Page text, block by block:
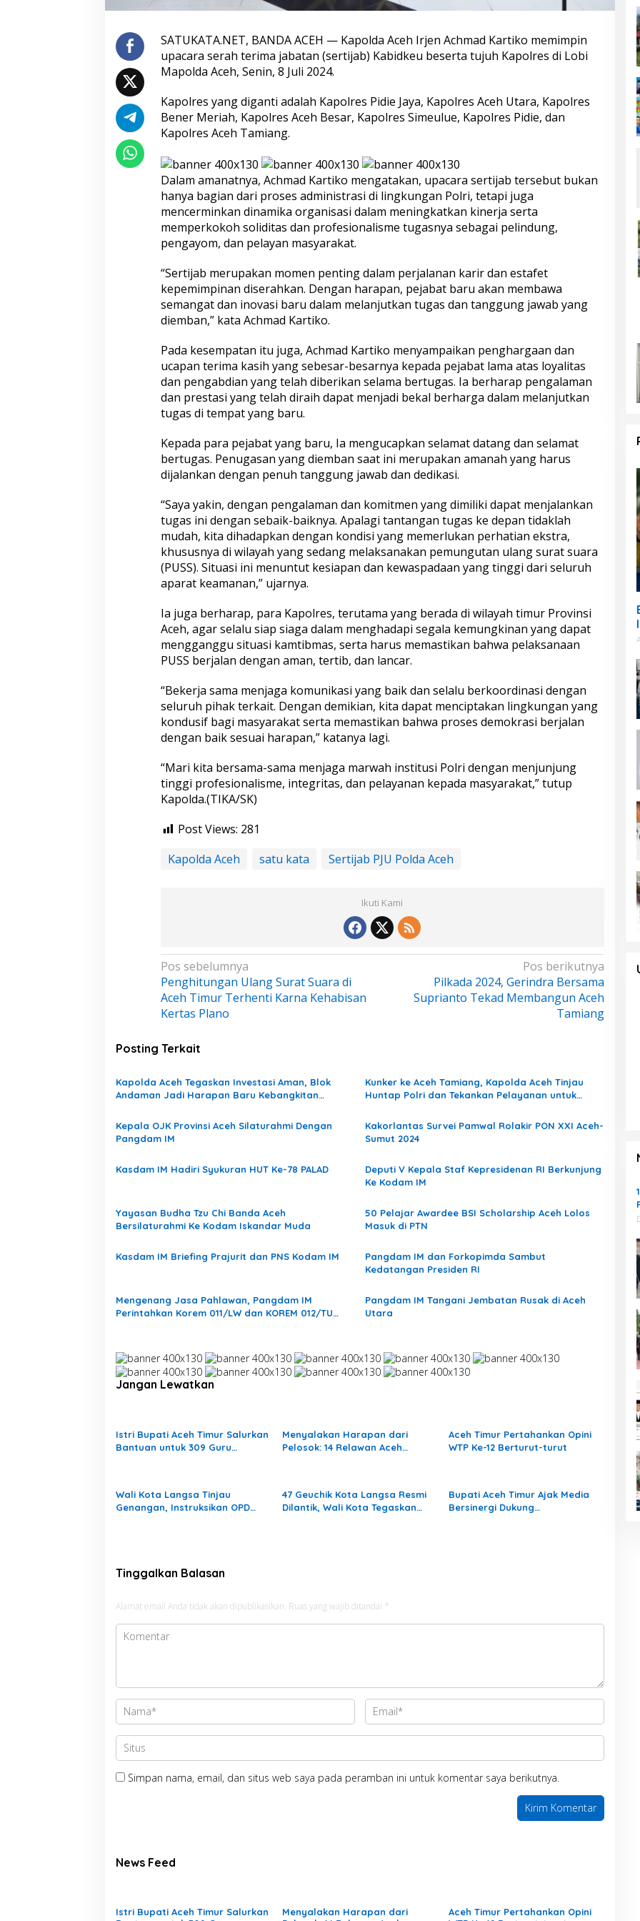
r
e
s
SATUKATA.NET, BANDA ACEH — Kapolda Aceh Irjen Achmad Kartiko memimpin
upacara serah terima jabatan (sertijab) Kabidkeu beserta tujuh Kapolres di Lobi
Mapolda Aceh, Senin, 8 Juli 2024.
Kapolres yang diganti adalah Kapolres Pidie Jaya, Kapolres Aceh Utara, Kapolres
Bener Meriah, Kapolres Aceh Besar, Kapolres Simeulue, Kapolres Pidie, dan
Kapolres Aceh Tamiang.
Dalam amanatnya, Achmad Kartiko mengatakan, upacara sertijab tersebut bukan
hanya bagian dari proses administrasi di lingkungan Polri, tetapi juga
mencerminkan dinamika organisasi dalam meningkatkan kinerja serta
memperkokoh soliditas dan profesionalisme tugasnya sebagai pelindung,
pengayom, dan pelayan masyarakat.
“Sertijab merupakan momen penting dalam perjalanan karir dan estafet
kepemimpinan diserahkan. Dengan harapan, pejabat baru akan membawa
semangat dan inovasi baru dalam melanjutkan tugas dan tanggung jawab yang
diemban,” kata Achmad Kartiko.
Pada kesempatan itu juga, Achmad Kartiko menyampaikan penghargaan dan
ucapan terima kasih yang sebesar-besarnya kepada pejabat lama atas loyalitas
dan pengabdian yang telah diberikan selama bertugas. Ia berharap pengalaman
dan prestasi yang telah diraih dapat menjadi bekal berharga dalam melanjutkan
tugas di tempat yang baru.
Kepada para pejabat yang baru, Ia mengucapkan selamat datang dan selamat
bertugas. Penugasan yang diemban saat ini merupakan amanah yang harus
dijalankan dengan penuh tanggung jawab dan dedikasi.
“Saya yakin, dengan pengalaman dan komitmen yang dimiliki dapat menjalankan
tugas ini dengan sebaik-baiknya. Apalagi tantangan tugas ke depan tidaklah
mudah, kita dihadapkan dengan kondisi yang memerlukan perhatian ekstra,
khususnya di wilayah yang sedang melaksanakan pemungutan ulang surat suara
(PUSS). Situasi ini menuntut kesiapan dan kewaspadaan yang tinggi dari seluruh
aparat keamanan,” ujarnya.
Ia juga berharap, para Kapolres, terutama yang berada di wilayah timur Provinsi
Aceh, agar selalu siap siaga dalam menghadapi segala kemungkinan yang dapat
mengganggu situasi kamtibmas, serta harus memastikan bahwa pelaksanaan
PUSS berjalan dengan aman, tertib, dan lancar.
“Bekerja sama menjaga komunikasi yang baik dan selalu berkoordinasi dengan
seluruh pihak terkait. Dengan demikian, kita dapat menciptakan lingkungan yang
kondusif bagi masyarakat serta memastikan bahwa proses demokrasi berjalan
dengan baik sesuai harapan,” katanya lagi.
“Mari kita bersama-sama menjaga marwah institusi Polri dengan menjunjung
tinggi profesionalisme, integritas, dan pelayanan kepada masyarakat,” tutup
Kapolda.(TIKA/SK)
Post Views: 281
Kapolda Aceh
satu kata Sertijab PJU Polda Aceh
Ikuti Kami
N
a
v
i
g
s
o
Pos sebelumnya
Penghitungan Ulang Surat Suara di
Aceh Timur Terhenti Karna Kehabisan
Kertas Plano
Pos berikutnya
Pilkada 2024, Gerindra Bersama
Suprianto Tekad Membangun Aceh
Tamiang
Posting Terkait
Kapolda Aceh Tegaskan Investasi Aman, Blok
Andaman Jadi Harapan Baru Kebangkitan
Kunker ke Aceh Tamiang, Kapolda Aceh Tinjau
Huntap Polri dan Tekankan Pelayanan untuk
Kepala OJK Provinsi Aceh Silaturahmi Dengan
Pangdam IM
Kakorlantas Survei Pamwal Rolakir PON XXI Aceh-
Sumut 2024
Kasdam IM Hadiri Syukuran HUT Ke-78 PALAD
Deputi V Kepala Staf Kepresidenan RI Berkunjung
Ke Kodam IM
Yayasan Budha Tzu Chi Banda Aceh
Bersilaturahmi Ke Kodam Iskandar Muda
50 Pelajar Awardee BSI Scholarship Aceh Lolos
Masuk di PTN
Kasdam IM Briefing Prajurit dan PNS Kodam IM
Pangdam IM dan Forkopimda Sambut
Kedatangan Presiden RI
Mengenang Jasa Pahlawan, Pangdam IM
Perintahkan Korem 011/LW dan KOREM 012/TU
Pangdam IM Tangani Jembatan Rusak di Aceh
Utara
Jangan Lewatkan
Istri Bupati Aceh Timur Salurkan
Bantuan untuk 309 Guru
Menyalakan Harapan dari
Pelosok: 14 Relawan Aceh
Aceh Timur Pertahankan Opini
WTP Ke-12 Berturut-turut
Wali Kota Langsa Tinjau
Genangan, Instruksikan OPD
47 Geuchik Kota Langsa Resmi
Dilantik, Wali Kota Tegaskan
Bupati Aceh Timur Ajak Media
Bersinergi Dukung
Tinggalkan Balasan
Alamat email Anda tidak akan dipublikasikan. Ruas yang wajib ditandai *
Simpan nama, email, dan situs web saya pada peramban ini untuk komentar saya berikutnya.
News Feed
Istri Bupati Aceh Timur Salurkan
Menyalakan Harapan dari
Aceh Timur Pertahankan Opini
Agustus 7, 2026
Finalisasi BNBA Tahap III Dikebut,
BPBD Aceh Tamiang Libatkan
Datok Penghulu untuk Vervali
Stimulan Rumah
Di Bencana, Headline, Pemerintah |
Agustus 5,
2026
Sungai, Cegah Banjir Berulang
| Agustus 5, 2026